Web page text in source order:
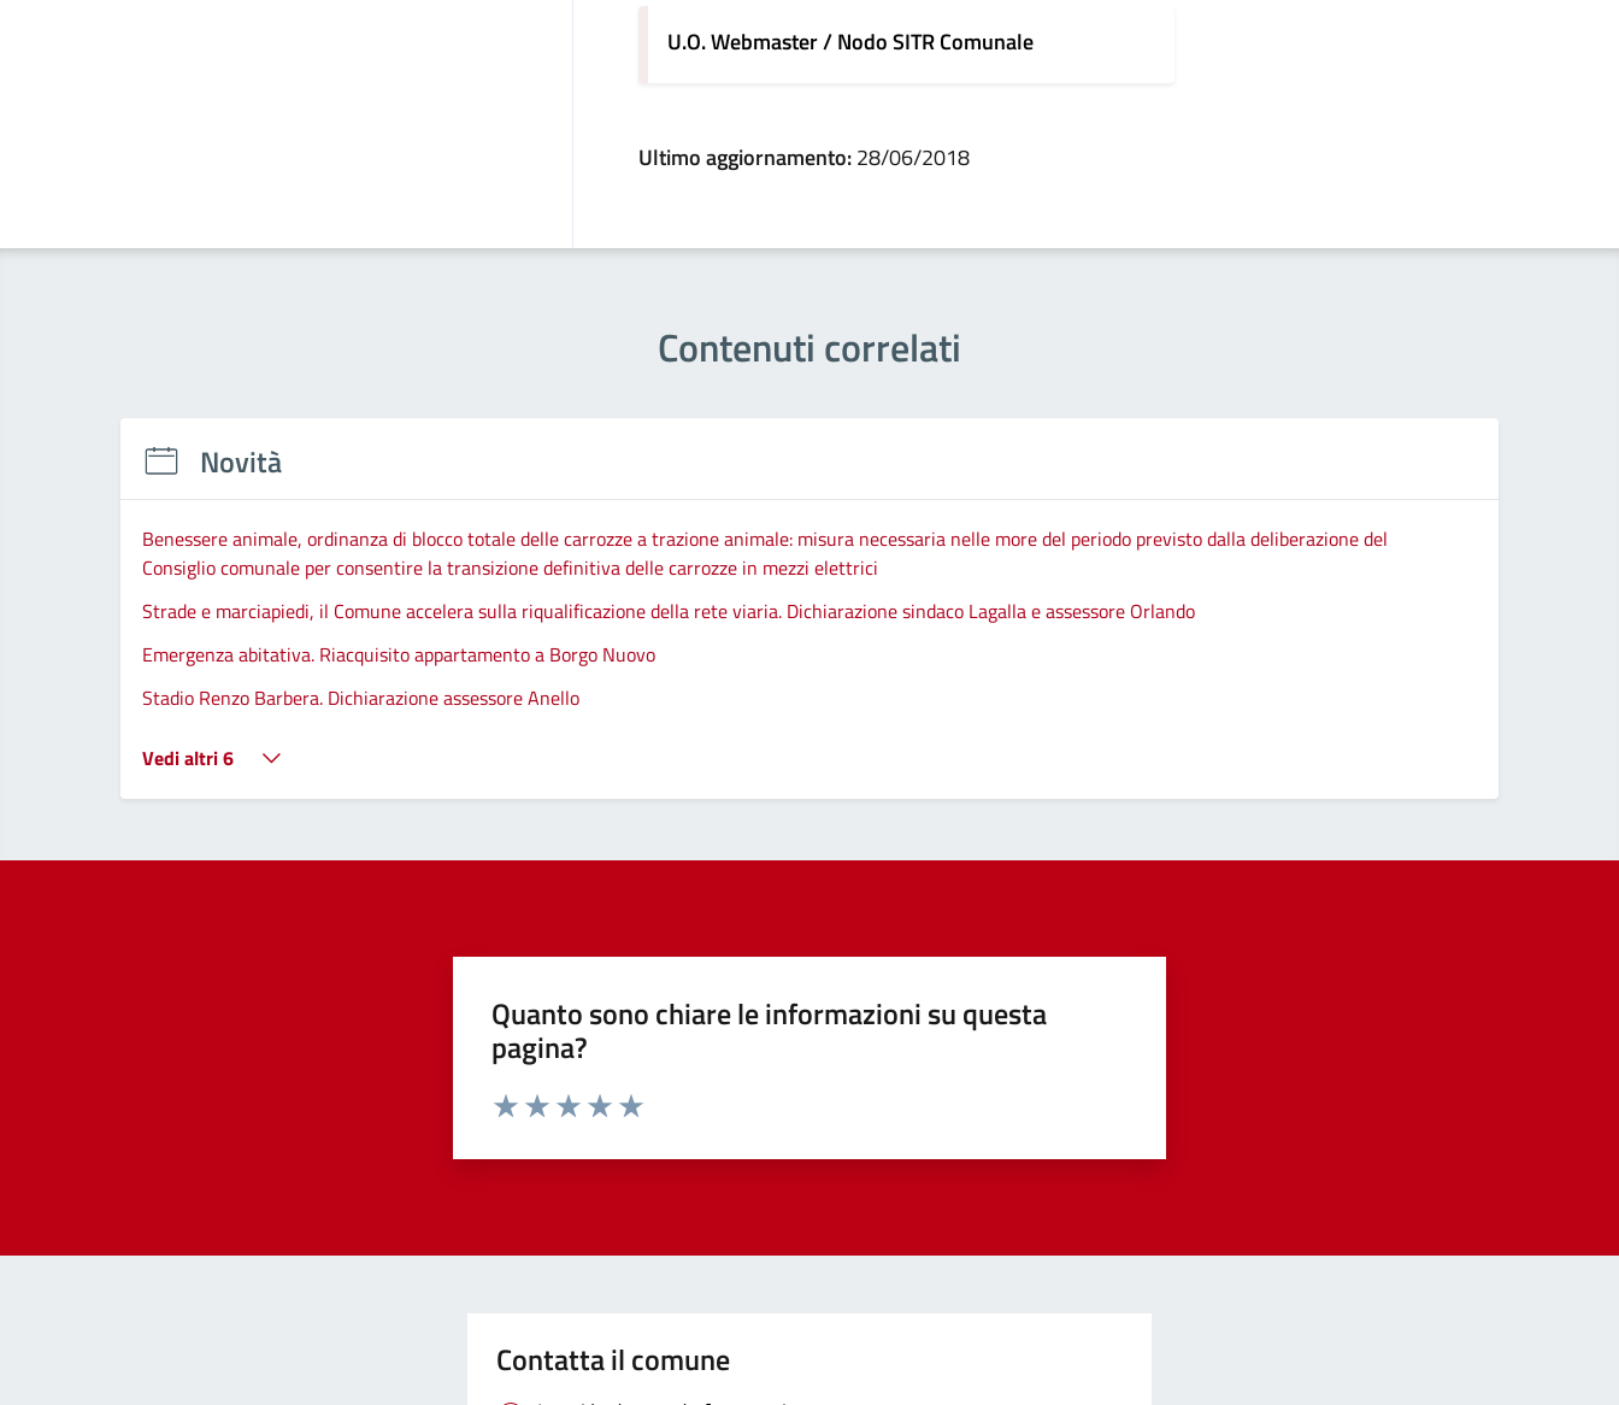
U.O. Webmaster / Nodo SITR Comunale
Ultimo aggiornamento:28/06/2018
Contenuti correlati
Novità
Benessere animale, ordinanza di blocco totale delle carrozze a trazione animale: misura necessaria nelle more del periodo previsto dalla deliberazione del
Consiglio comunale per consentire la transizione definitiva delle carrozze in mezzi elettrici
Strade e marciapiedi, il Comune accelera sulla riqualificazione della rete viaria. Dichiarazione sindaco Lagalla e assessore Orlando
Emergenza abitativa. Riacquisito appartamento a Borgo Nuovo
Stadio Renzo Barbera. Dichiarazione assessore Anello
Vedi altri 6
Quanto sono chiare le informazioni su questa
pagina?
Contatta il comune